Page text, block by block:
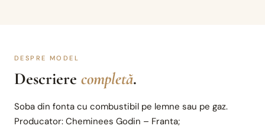
DESPRE MODEL
Descriere completă.
Soba din fonta cu combustibil pe lemne sau pe gaz.
Producator: Cheminees Godin – Franta;